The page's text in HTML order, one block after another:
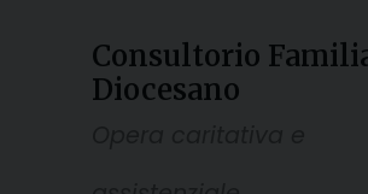
Consultorio
Diocesano